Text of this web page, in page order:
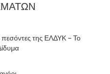
πεσόντες της ΕΛΔΥΚ – Το